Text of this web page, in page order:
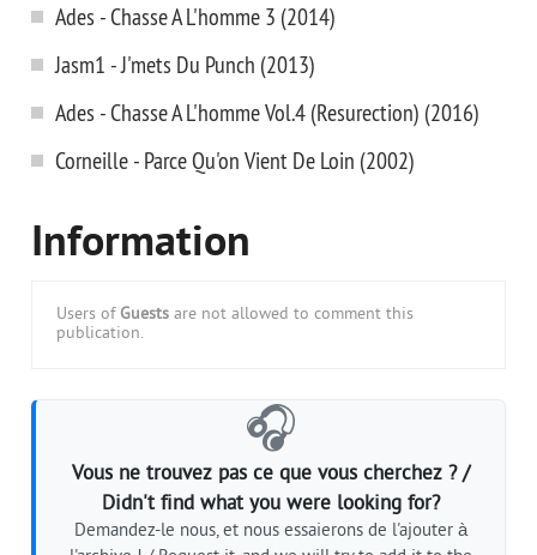
Ades - Chasse A L'homme 3 (2014)
Jasm1 - J'mets Du Punch (2013)
Ades - Chasse A L'homme Vol.4 (Resurection) (2016)
Corneille - Parce Qu'on Vient De Loin (2002)
Information
Users of Guests are not allowed to comment this
publication.
🎧
Vous ne trouvez pas ce que vous cherchez ? /
Didn't find what you were looking for?
Demandez-le nous, et nous essaierons de l'ajouter à